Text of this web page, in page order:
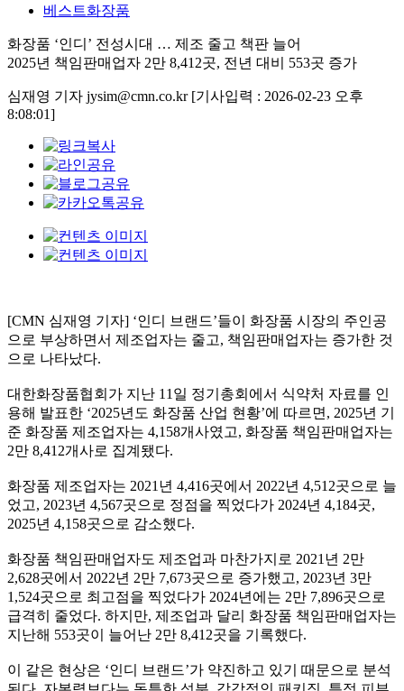
베스트화장품
화장품 ‘인디’ 전성시대 … 제조 줄고 책판 늘어
2025년 책임판매업자 2만 8,412곳, 전년 대비 553곳 증가
심재영 기자 jysim@cmn.co.kr [기사입력 : 2026-02-23 오후
8:08:01]
[CMN 심재영 기자] ‘인디 브랜드’들이 화장품 시장의 주인공
으로 부상하면서 제조업자는 줄고, 책임판매업자는 증가한 것
으로 나타났다.
대한화장품협회가 지난 11일 정기총회에서 식약처 자료를 인
용해 발표한 ‘2025년도 화장품 산업 현황’에 따르면, 2025년 기
준 화장품 제조업자는 4,158개사였고, 화장품 책임판매업자는
2만 8,412개사로 집계됐다.
화장품 제조업자는 2021년 4,416곳에서 2022년 4,512곳으로 늘
었고, 2023년 4,567곳으로 정점을 찍었다가 2024년 4,184곳,
2025년 4,158곳으로 감소했다.
화장품 책임판매업자도 제조업과 마찬가지로 2021년 2만
2,628곳에서 2022년 2만 7,673곳으로 증가했고, 2023년 3만
1,524곳으로 최고점을 찍었다가 2024년에는 2만 7,896곳으로
급격히 줄었다. 하지만, 제조업과 달리 화장품 책임판매업자는
지난해 553곳이 늘어난 2만 8,412곳을 기록했다.
이 같은 현상은 ‘인디 브랜드’가 약진하고 있기 때문으로 분석